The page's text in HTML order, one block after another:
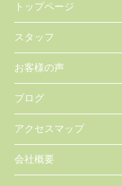
トップページ
スタッフ
お客様の声
ブログ
アクセスマップ
会社概要